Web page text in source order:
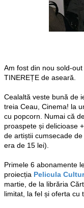
Am fost din nou sold-
TINEREȚE de aseară.
Cealaltă veste bună de
treia Ceau, Cinema! la
cu popcorn. Numai că
proaspete și delicioase
de artiștii cumsecade de
era de 15 lei).
Primele 6 abonamente
proiecția Pelicula
martie, de la librăria
limitat, la fel și oferta cu